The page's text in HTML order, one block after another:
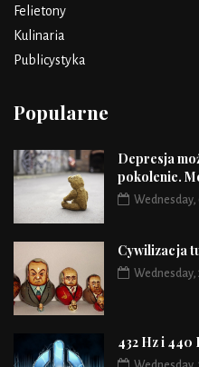
Felietony
Kulinaria
Publicystyka
Popularne
Depresja
pokolenie.
Wednesday,
Cywilizacja
Wednesday,
432 Hz i 440